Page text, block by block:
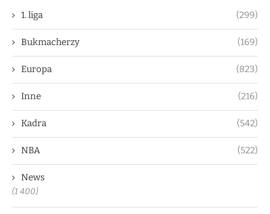
1. liga (299)
Bukmacherzy (169)
Europa (823)
Inne (216)
Kadra (542)
NBA (522)
News
(1 400)